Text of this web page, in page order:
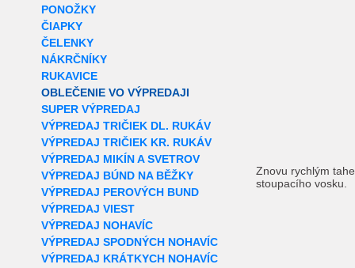
PONOŽKY
ČIAPKY
ČELENKY
NÁKRČNÍKY
RUKAVICE
OBLEČENIE VO VÝPREDAJI
SUPER VÝPREDAJ
VÝPREDAJ TRIČIEK DL. RUKÁV
VÝPREDAJ TRIČIEK KR. RUKÁV
VÝPREDAJ MIKÍN A SVETROV
VÝPREDAJ BÚND NA BĚŽKY
VÝPREDAJ PEROVÝCH BUND
VÝPREDAJ VIEST
VÝPREDAJ NOHAVÍC
VÝPREDAJ SPODNÝCH NOHAVÍC
VÝPREDAJ KRÁTKYCH NOHAVÍC
Znovu rychlým
stoupacího vosku.